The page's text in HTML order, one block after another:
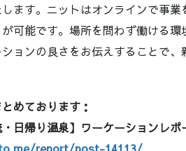
ます。ニットはオンラインで事
可能です。場所を問わず働ける
ョンの良さをお伝えすることで
めております：
日帰り温泉】ワーケーションレポ